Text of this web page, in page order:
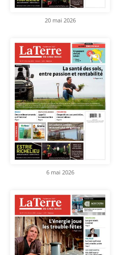
20 mai 2026
6 mai 2026